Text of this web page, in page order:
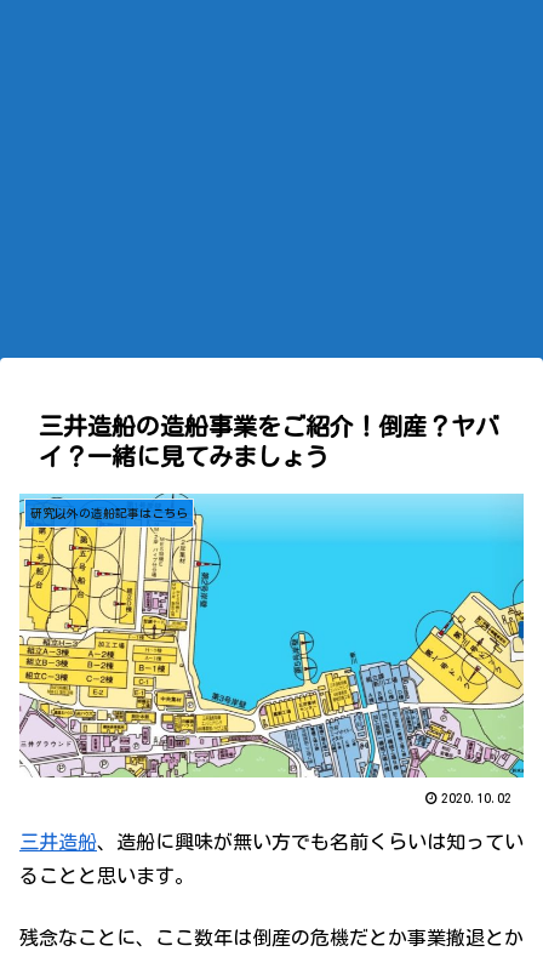
三井造船の造船事業をご紹介！倒産？ヤバ
イ？一緒に見てみましょう
研究以外の造船記事はこちら
2020.10.02
三井造船、造船に興味が無い方でも名前くらいは知ってい
ることと思います。
残念なことに、ここ数年は倒産の危機だとか事業撤退とか